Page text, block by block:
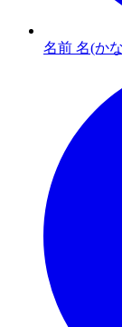
名前 名(か